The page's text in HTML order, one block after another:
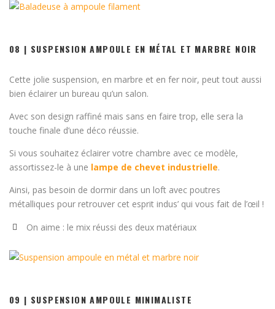
08 | SUSPENSION AMPOULE EN MÉTAL ET MARBRE NOIR
Cette jolie suspension, en marbre et en fer noir, peut tout aussi
bien éclairer un bureau qu’un salon.
Avec son design raffiné mais sans en faire trop, elle sera la
touche finale d’une déco réussie.
Si vous souhaitez éclairer votre chambre avec ce modèle,
assortissez-le à une lampe de chevet industrielle.
Ainsi, pas besoin de dormir dans un loft avec poutres
métalliques pour retrouver cet esprit indus’ qui vous fait de l’œil !
On aime : le mix réussi des deux matériaux
09 | SUSPENSION AMPOULE MINIMALISTE